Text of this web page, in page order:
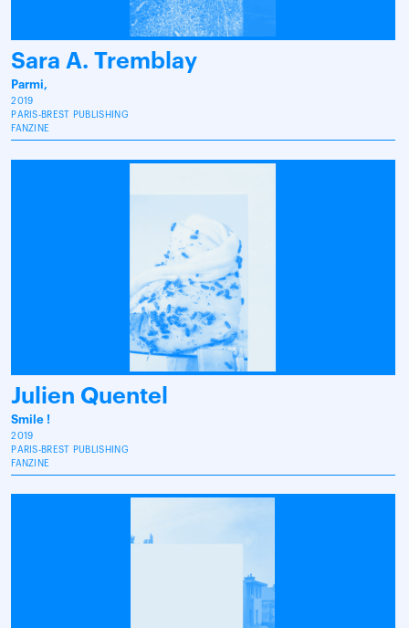
Sara A. Tremblay
Parmi,
2019
PARIS-BREST PUBLISHING
FANZINE
Julien Quentel
Smile !
2019
PARIS-BREST PUBLISHING
FANZINE